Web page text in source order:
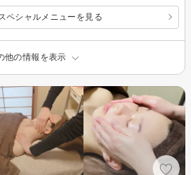
ペシャルメニューを見る
他の情報を表示